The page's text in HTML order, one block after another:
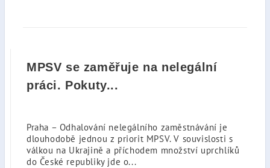
MPSV se zaměřuje na nelegální
práci. Pokuty...
Praha – Odhalování nelegálního zaměstnávání je
dlouhodobě jednou z priorit MPSV. V souvislosti s
válkou na Ukrajině a příchodem množství uprchlíků
do České republiky jde o...